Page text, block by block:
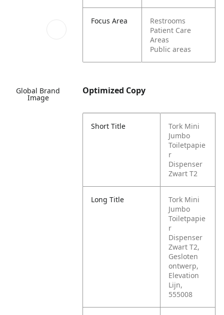
Global Brand
Image
Focus Area
Restrooms
Patient Care
Areas
Public areas
Optimized Copy
Short Title
Tork Mini
Jumbo
Toiletpapie
r
Dispenser
Zwart T2
Long Title
Tork Mini
Jumbo
Toiletpapie
r
Dispenser
Zwart T2,
Gesloten
ontwerp,
Elevation
Lijn,
555008